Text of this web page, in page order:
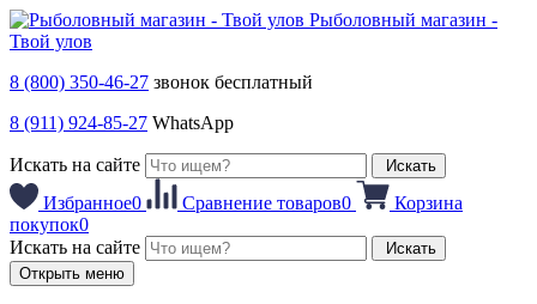
Рыболовный магазин -
Твой улов
8 (800) 350-46-27 звонок бесплатный
8 (911) 924-85-27 WhatsApp
Искать на сайте Искать
Избранное0 Сравнение товаров0
Корзина
покупок0
Искать на сайте
Искать
Открыть меню